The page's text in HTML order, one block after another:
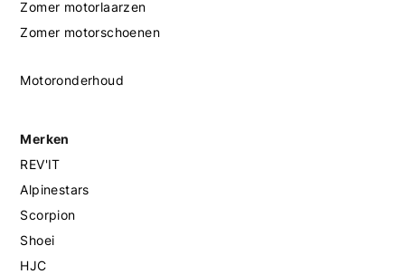
Zomer motorlaarzen
Zomer motorschoenen
Motoronderhoud
Merken
REV'IT
Alpinestars
Scorpion
Shoei
HJC